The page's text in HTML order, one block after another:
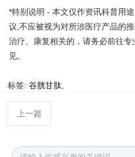
*特别说明 - 本文仅作资讯科普用
议,不应被视为对所涉医疗产品的
治疗、康复相关的，请务必前往
见。
标签: 谷胱甘肽,
上一篇